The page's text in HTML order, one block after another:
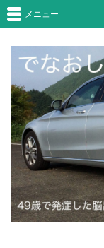
メニュー